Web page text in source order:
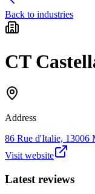
Back to industries
CT
Address
86 Rue d'Italie, 13006
Visit website
Latest reviews